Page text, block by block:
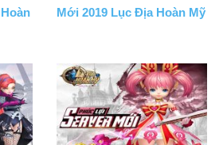
Mới 2019 Lục Địa Hoàn Mỹ